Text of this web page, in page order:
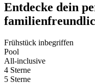
Entdecke dein
Frühstück inbegriffen
Pool
All-inclusive
4 Sterne
5 Sterne